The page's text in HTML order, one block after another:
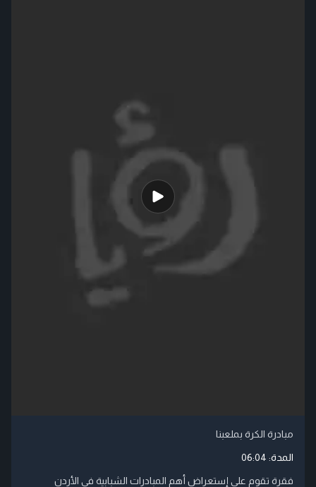
مبادرة الكرة بملعبنا
المدة: 06:04
فقرة تقوم على إستعراض أهم المبادرات الشبابية في الأردن